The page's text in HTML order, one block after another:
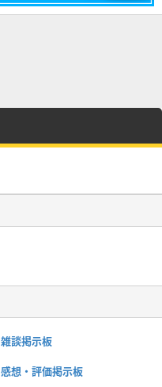
雑談掲示板
感想・評価掲示板